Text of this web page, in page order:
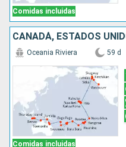
Comidas incluidas
Comidas incluidas
Oceania Riviera 59 d